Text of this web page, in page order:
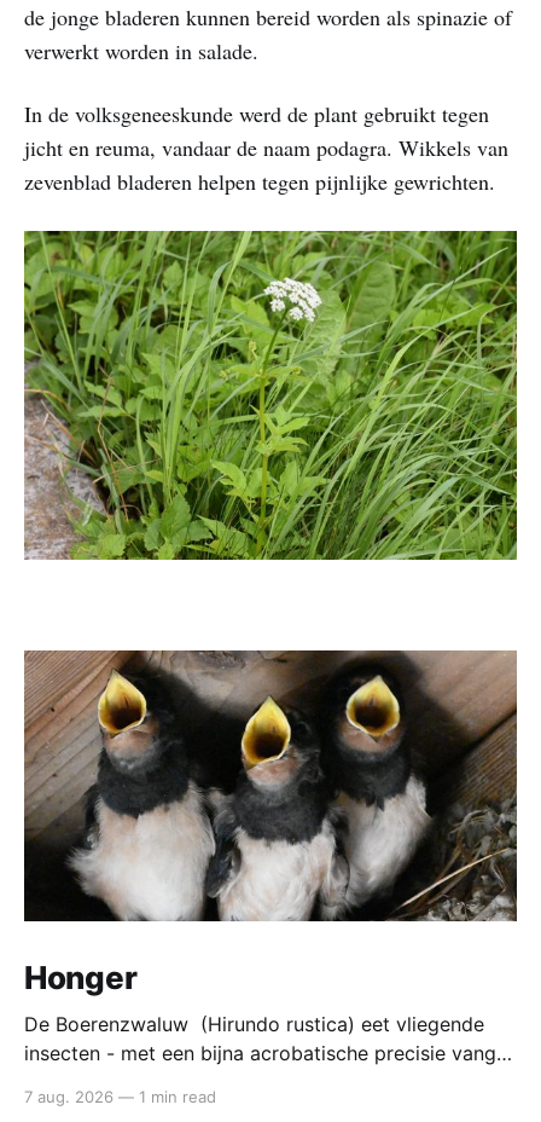
de jonge bladeren kunnen bereid worden als spinazie of
verwerkt worden in salade.
In de volksgeneeskunde werd de plant gebruikt tegen
jicht en reuma, vandaar de naam podagra. Wikkels van
zevenblad bladeren helpen tegen pijnlijke gewrichten.
Honger
De Boerenzwaluw (Hirundo rustica) eet vliegende
insecten - met een bijna acrobatische precisie vangt
De boerenzwaluw jaagt altijd in de lucht. Zijn hele
7 aug. 2026 — 1 min read